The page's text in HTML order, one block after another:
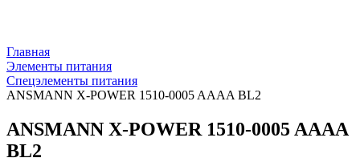
Главная
Элементы питания
Спецэлементы питания
ANSMANN X-POWER 1510-0005 AAAA BL2
ANSMANN X-POWER 1510-0005 AAAA
BL2